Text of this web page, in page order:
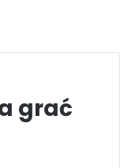
grać